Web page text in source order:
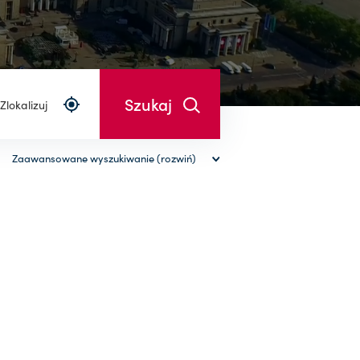
Zlokalizuj
Zaawansowane wyszukiwanie (rozwiń)